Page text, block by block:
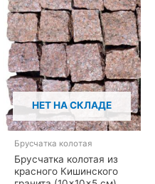
НЕТ НА СКЛАДЕ
Брусчатка колотая
Брусчатка колотая из
красного Кишинского